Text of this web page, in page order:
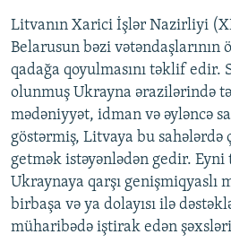
Litvanın Xarici İşlər Nazirliyi
Belarusun bəzi vətəndaşlarının
qadağa qoyulmasını təklif edir.
olunmuş Ukrayna ərazilərində
mədəniyyət, idman və əyləncə
göstərmiş, Litvaya bu sahələrdə
getmək istəyənlədən gedir. Eyni
Ukraynaya qarşı genişmiqyaslı
birbaşa və ya dolayısı ilə
müharibədə iştirak edən